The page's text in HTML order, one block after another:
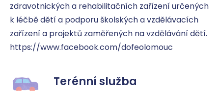
zdravotnických a rehabilitačních zařízení určených
k léčbě dětí a podporu školských a vzdělávacích
zařízení a projektů zaměřených na vzdělávání dětí.
https://www.facebook.com/dofeolomouc
Terénní služba